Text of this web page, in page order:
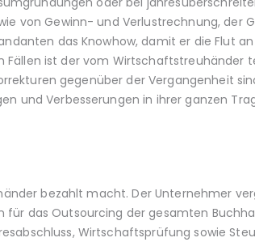
von Gewinn- und Verlustrechnung, der
das Knowhow, damit er die Flut
ist der vom Wirtschaftstreuhänder
gegenüber der Vergangenheit
und Verbesserungen in ihrer ganzen
bezahlt macht. Der Unternehmer
für das Outsourcing der gesamten
Wirtschaftsprüfung sowie